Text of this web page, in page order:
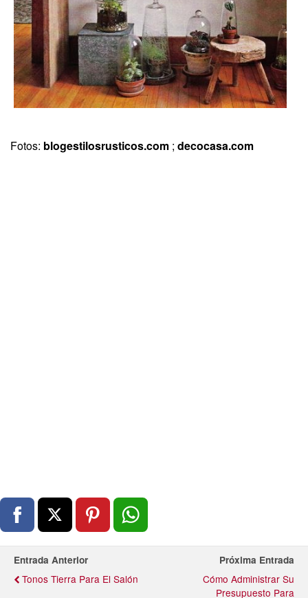
Fotos: blogestilosrusticos.com ; decocasa.com
Entrada Anterior
Tonos Tierra Para El Salón
Próxima Entrada
Cómo Administrar Su
Presupuesto Para